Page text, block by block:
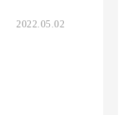
2022.05.02